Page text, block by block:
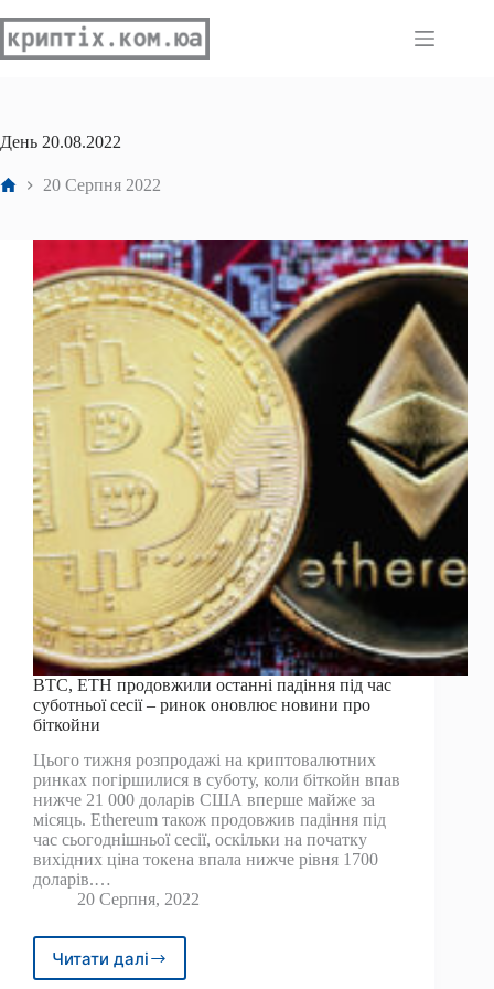
до
вмісту
День 20.08.2022
Головна20 Серпня 2022
BTC, ETH продовжили останні падіння під час
суботньої сесії – ринок оновлює новини про
біткойни
Цього тижня розпродажі на криптовалютних
ринках погіршилися в суботу, коли біткойн впав
нижче 21 000 доларів США вперше майже за
місяць. Ethereum також продовжив падіння під
час сьогоднішньої сесії, оскільки на початку
вихідних ціна токена впала нижче рівня 1700
доларів.…
20 Серпня, 2022
Читати далі
BTC,